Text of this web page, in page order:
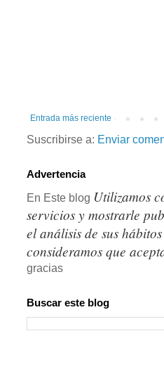
Entrada más reciente
Suscribirse a: Enviar
Advertencia
En Este blog Utilizamos
servicios y mostrarle
el análisis de sus
consideramos que
gracias
Buscar este blog